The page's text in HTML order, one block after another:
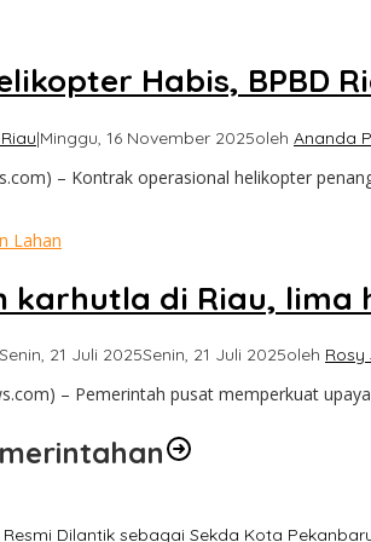
Habis, BPBD
|Minggu, 16 November 2025oleh Ananda
– Kontrak operasional helikopter
Lahan
karhutla di Riau,
Senin, 21 Juli 2025Senin, 21 Juli 2025oleh Rosy
– Pemerintah pusat memperkuat
Dilantik sebagai Sekda Kota